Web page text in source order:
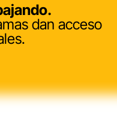
dan acceso